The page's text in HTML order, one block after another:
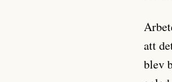
att
blev